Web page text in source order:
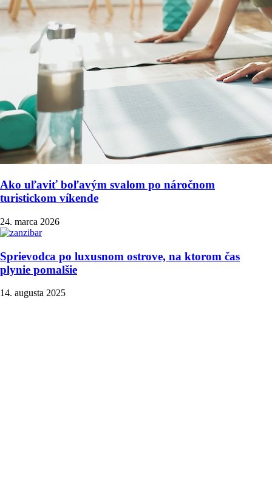
Ako uľaviť boľavým svalom po náročnom
turistickom víkende
24. marca 2026
Sprievodca po luxusnom ostrove, na ktorom čas
plynie pomalšie
14. augusta 2025